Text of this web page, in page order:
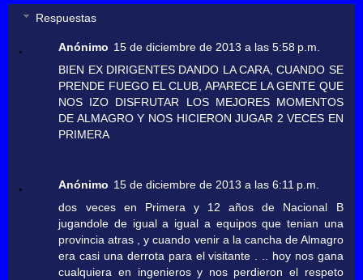
Respuestas
Anónimo 15 de diciembre de 2013 a las 5:58 p.m.
BIEN EX DIRIGENTES DANDO LA CARA, CUANDO SE
PRENDE FUEGO EL CLUB, APARECE LA GENTE QUE
NOS IZO DISFRUTAR LOS MEJORES MOMENTOS
DE ALMAGRO Y NOS HICIERON JUGAR 2 VECES EN
PRIMERA
Anónimo 15 de diciembre de 2013 a las 6:11 p.m.
dos veces en Primera y 12 años de Nacional B
jugandole de igual a igual a equipos que tenian una
provincia atras , y cuando venir a la cancha de Almagro
era casi una derrota para el visitante . .. hoy nos gana
cualquiera en ingenieros y nos perdieron el respeto